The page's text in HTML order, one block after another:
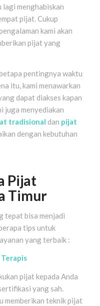
lagi menghabiskan
pijat. Cukup
kami akan
pijat yang
pentingnya waktu
itu, kami menawarkan
dapat diakses kapan
juga menyediakan
tradisional dan pijat
dengan kebutuhan
Pijat
Timur
tepat bisa menjadi
tips untuk
yang terbaik :
pijat kepada Anda
yang sah.
memberikan teknik pijat